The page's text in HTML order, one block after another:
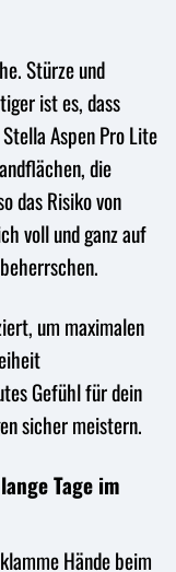
Stürze und
ist es, dass
Aspen Pro Lite
die
das Risiko von
voll und ganz auf
um maximalen
Gefühl für dein
sicher meistern.
Tage im
Hände beim